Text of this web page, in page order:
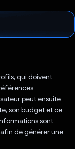
qui doivent
peut ensuite
son budget et ce
sont
afin de générer une